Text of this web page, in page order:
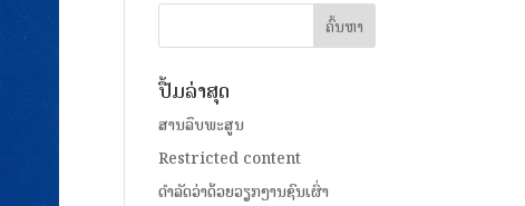
ປື້ມລ່າສຸດ
ສານລຶບພະສູນ
Restricted content
ດໍາລັດວ່າດ້ວຍວຽກງານຊົນເຜົ່າ